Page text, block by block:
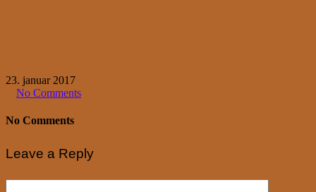
23. januar 2017
No Comments
No Comments
Leave a Reply